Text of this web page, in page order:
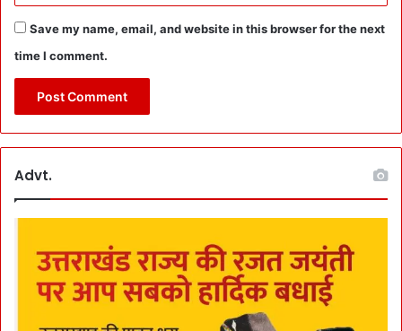
Save my name, email, and website in this browser for the next
time I comment.
Advt.